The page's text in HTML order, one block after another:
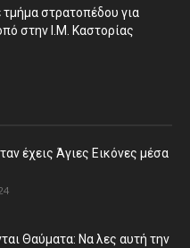
στρατοπέδου για
στην Ι.Μ. Καστορίας
έχεις Άγιες Εικόνες μέσα
Θαύματα: Να λες αυτή την